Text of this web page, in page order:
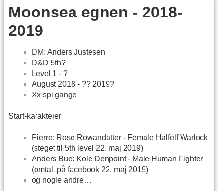
Moonsea egnen - 2018-
2019
DM: Anders Justesen
D&D 5th?
Level 1 - ?
August 2018 - ?? 2019?
Xx spilgange
Start-karakterer
Pierre: Rose Rowandatter - Female Halfelf Warlock
(steget til 5th level 22. maj 2019)
Anders Bue: Kole Denpoint - Male Human Fighter
(omtalt på facebook 22. maj 2019)
og nogle andre…